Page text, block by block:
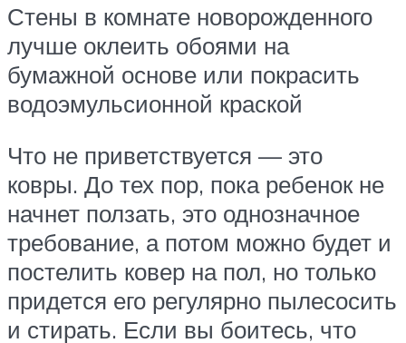
Стены в комнате новорожденного
лучше оклеить обоями на
бумажной основе или покрасить
водоэмульсионной краской
Что не приветствуется — это
ковры. До тех пор, пока ребенок не
начнет ползать, это однозначное
требование, а потом можно будет и
постелить ковер на пол, но только
придется его регулярно пылесосить
и стирать. Если вы боитесь, что